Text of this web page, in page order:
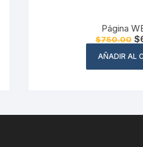
Página
$750.00 El
$
AÑADIR AL